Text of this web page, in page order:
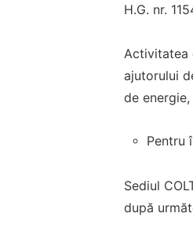
H.G. nr.
Activitatea
ajutorului
de
Pentru
Sediul
după